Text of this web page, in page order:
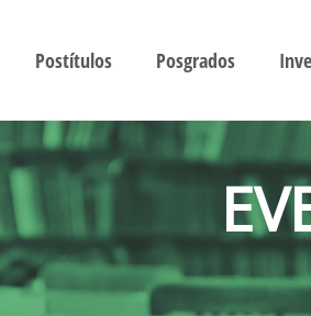
Postítulos Posgrados